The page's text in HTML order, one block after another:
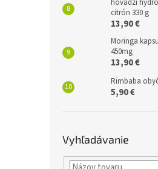
hovädzí
citrón 330 g
13,90 €
Moringa
450mg
13,90 €
Rimbaba
5,90 €
Vyhľadávanie